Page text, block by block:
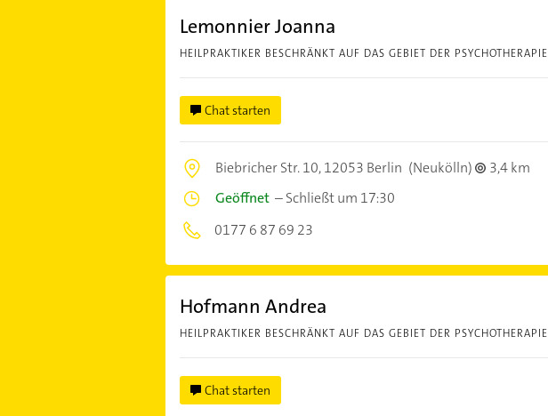
Lemonnier Joanna
HEILPRAKTIKER BESCHRÄNKT AUF DAS GEBIET DER PSYCHOTHERAPIE
Chat starten
Biebricher Str. 10,12053 Berlin (Neukölln)
3,4 km
Geöffnet–Schließt um 17:30
0177 6 87 69 23
Hofmann Andrea
HEILPRAKTIKER BESCHRÄNKT AUF DAS GEBIET DER PSYCHOTHERAPIE
Chat starten